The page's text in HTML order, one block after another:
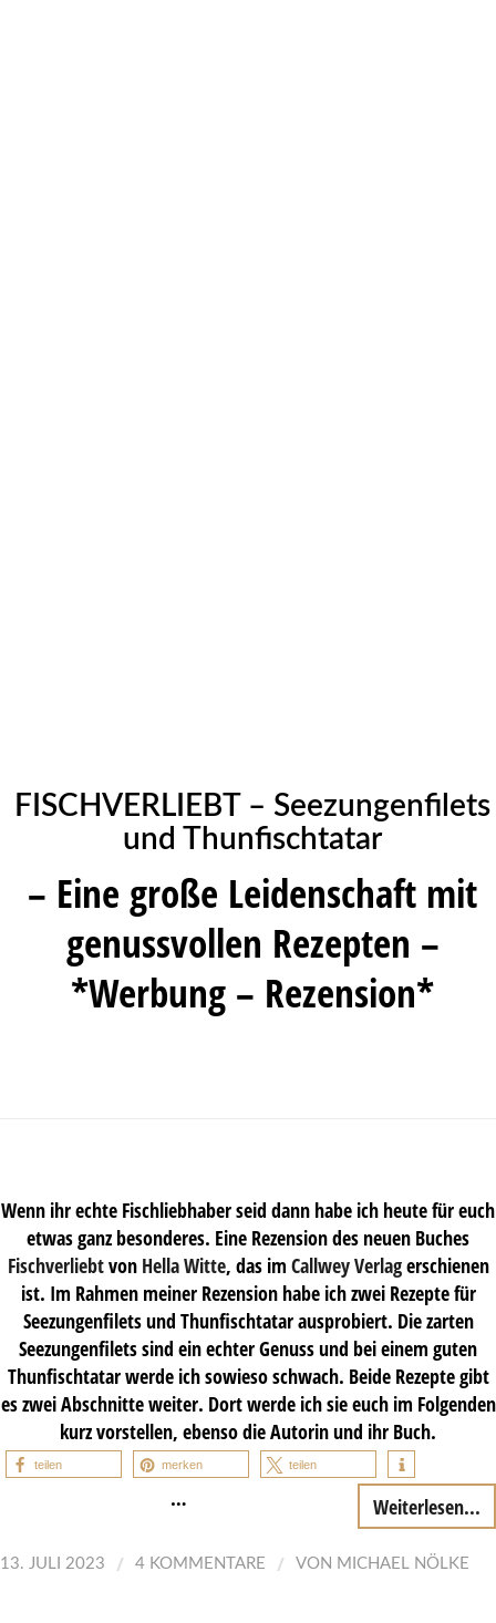
FISCHVERLIEBT – Seezungenfilets
und Thunfischtatar
– Eine große Leidenschaft mit
genussvollen Rezepten –
*Werbung – Rezension*
Wenn ihr echte Fischliebhaber seid dann habe ich heute für euch
etwas ganz besonderes. Eine Rezension des neuen Buches
Fischverliebtvon Hella Witte, das im Callwey Verlagerschienen
ist. Im Rahmen meiner Rezension habe ich zwei Rezepte für
Seezungenfilets und Thunfischtatar ausprobiert. Die zarten
Seezungenfilets sind ein echter Genuss und bei einem guten
Thunfischtatar werde ich sowieso schwach. Beide Rezepte gibt
es zwei Abschnitte weiter. Dort werde ich sie euch im Folgenden
kurz vorstellen, ebenso die Autorin und ihr Buch.
teilen merken teilen
… Weiterlesen...
13. JULI 2023 / 4 KOMMENTARE / VON MICHAEL NÖLKE